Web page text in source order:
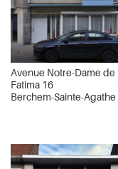
Avenue Notre-Dame de
Fatima 16
Berchem-Sainte-Agathe